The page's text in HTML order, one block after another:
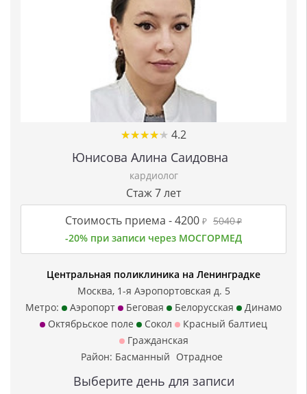
★★★★★
★★★★★ 4.2
Юнисова Алина Саидовна
кардиолог
Стаж 7 лет
Стоимость приема -4200 ₽ 5040₽
-20% при записи через МОСГОРМЕД
Центральная поликлиника на Ленинградке
Москва, 1-я Аэропортовская д. 5
Метро:
Аэропорт Беговая Белорусская
Динамо
Октябрьское поле
Сокол
Красный балтиец
Гражданская
Район: Басманный Отрадное
Выберите день для записи